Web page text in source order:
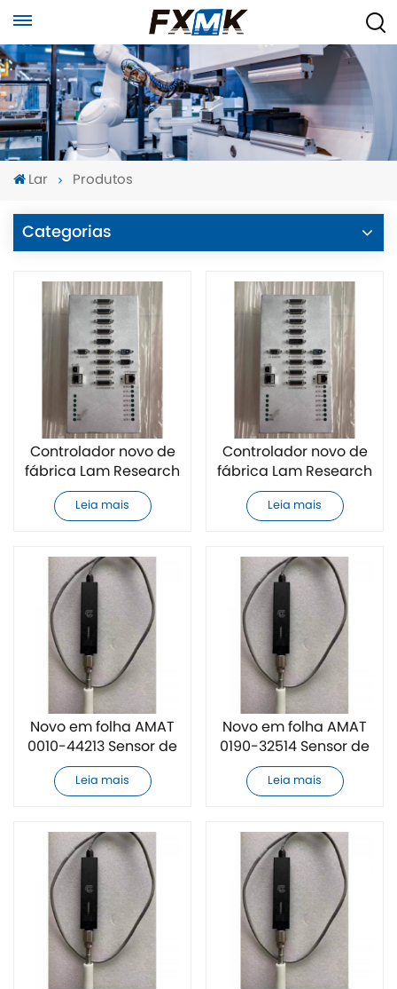
Lar Produtos
Categorias
Controlador novo de
fábrica Lam Research
853-111462-031
Leia mais
Controlador novo de
fábrica Lam Research
853-266935-005
Leia mais
Novo em folha AMAT
0010-44213 Sensor de
Vácuo
Leia mais
Novo em folha AMAT
0190-32514 Sensor de
Vácuo
Leia mais